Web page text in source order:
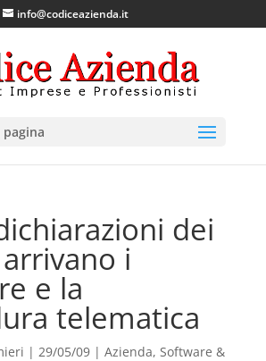
info@codiceazienda.it
pagina
dei
i
e la
telematica
| 29/05/09| Azienda, Software &